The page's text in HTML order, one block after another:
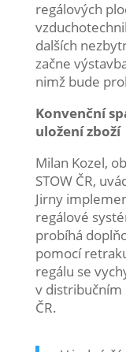
regálových
dalších
začne
nimž bude
Konvenční
uložení zboží
Milan Kozel,
STOW ČR,
Jirny
regálové
probíhá
pomocí
regálu se
v distribučním
ČR.